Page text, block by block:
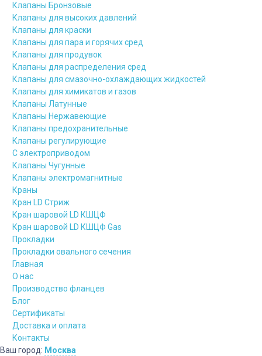
Клапаны Бронзовые
Клапаны для высоких давлений
Клапаны для краски
Клапаны для пара и горячих сред
Клапаны для продувок
Клапаны для распределения сред
Клапаны для смазочно-охлаждающих жидкостей
Клапаны для химикатов и газов
Клапаны Латунные
Клапаны Нержавеющие
Клапаны предохранительные
Клапаны регулирующие
С электроприводом
Клапаны Чугунные
Клапаны электромагнитные
Краны
Кран LD Стриж
Кран шаровой LD КШЦФ
Кран шаровой LD КШЦФ Gas
Прокладки
Прокладки овального сечения
Главная
О нас
Производство фланцев
Блог
Сертификаты
Доставка и оплата
Контакты
Ваш город: Москва